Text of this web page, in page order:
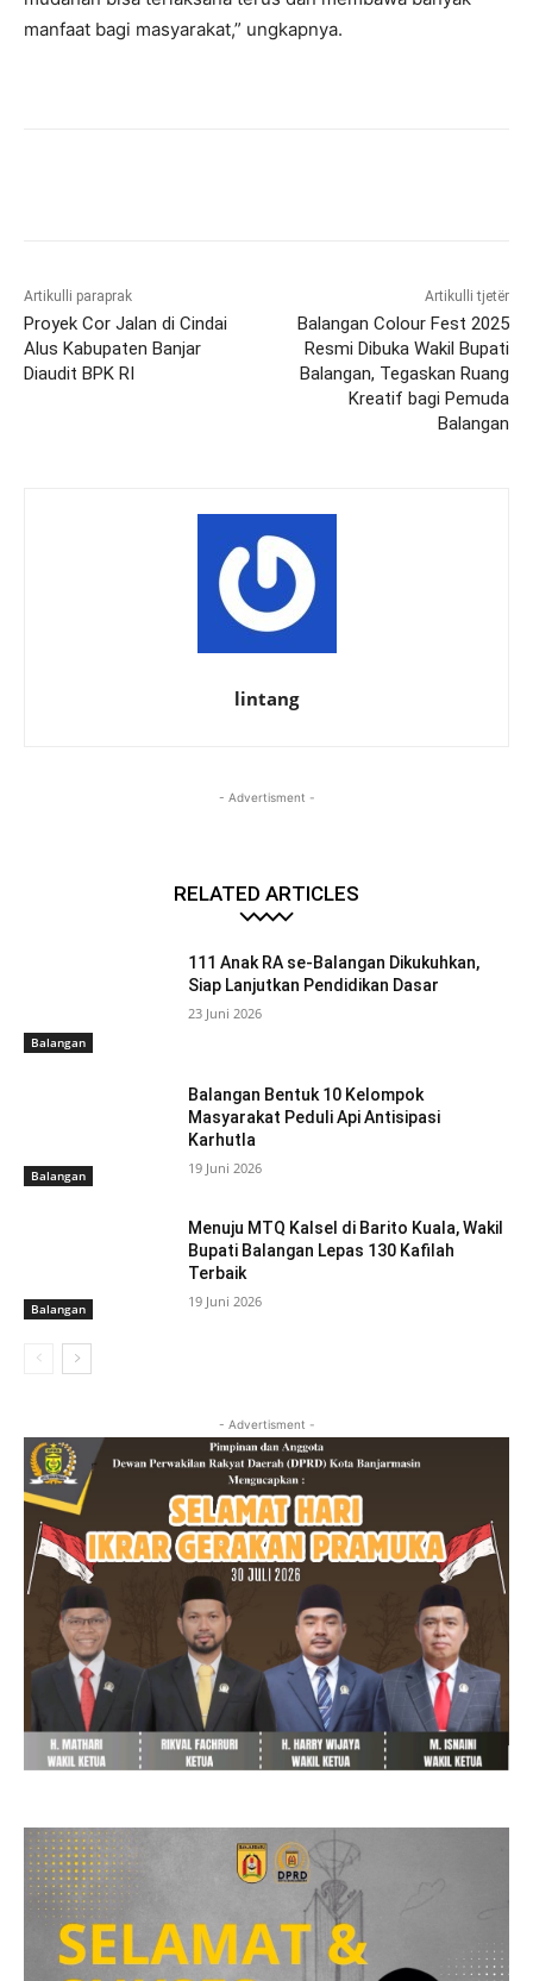
manfaat bagi masyarakat,” ungkapnya.
Artikulli paraprak
Proyek Cor Jalan di Cindai
Alus Kabupaten Banjar
Diaudit BPK RI
Artikulli tjetër
Balangan Colour Fest 2025
Resmi Dibuka Wakil Bupati
Balangan, Tegaskan Ruang
Kreatif bagi Pemuda
Balangan
lintang
- Advertisment -
RELATED ARTICLES
Balangan
111 Anak RA se-Balangan Dikukuhkan,
Siap Lanjutkan Pendidikan Dasar
23 Juni 2026
Balangan
Balangan Bentuk 10 Kelompok
Masyarakat Peduli Api Antisipasi
Karhutla
19 Juni 2026
Balangan
Menuju MTQ Kalsel di Barito Kuala, Wakil
Bupati Balangan Lepas 130 Kafilah
Terbaik
19 Juni 2026
- Advertisment -